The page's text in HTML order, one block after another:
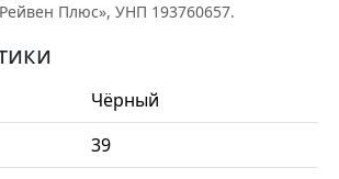
Плюс», УНП 193760657.
Чёрный
39